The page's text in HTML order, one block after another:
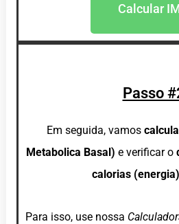
Calcular
Passo
Em seguida, vamos
Metabolica Basal) e verificar o
calorias
Para isso, use nossa